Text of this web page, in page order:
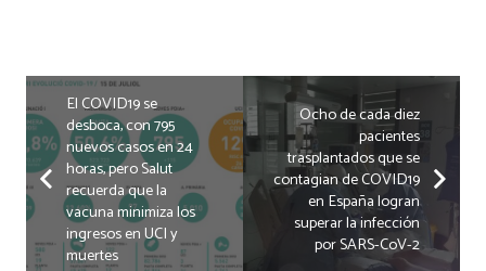
El COVID19 se
desboca, con 795
nuevos casos en 24
horas, pero Salut
recuerda que la
vacuna minimiza los
ingresos en UCI y
muertes
Ocho de cada diez
pacientes
trasplantados que se
contagian de COVID19
en España logran
superar la infección
por SARS-CoV-2